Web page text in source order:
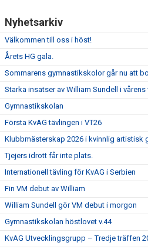
Nyhetsarkiv
Välkommen till oss i höst!
Årets HG gala.
Sommarens gymnastikskolor går nu att
Starka insatser av William Sundell i
Gymnastikskolan
Första KvAG tävlingen i VT26
Klubbmästerskap 2026 i kvinnlig artistisk
Tjejers idrott får inte plats.
Internationell tävling för KvAG i Serbien
Fin VM debut av William
William Sundell gör VM debut i morgon
Gymnastikskolan höstlovet v.44
KvAG Utvecklingsgrupp – Tredje träffen